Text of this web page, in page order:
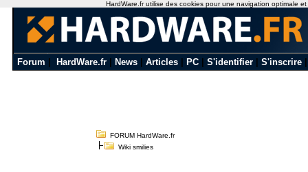
Forum HardWare.fr News Articles PC S'identifier S'inscrire
FORUM HardWare.fr
Wiki smilies
HardWare.fr utilise des cookies pour une navigation optimale